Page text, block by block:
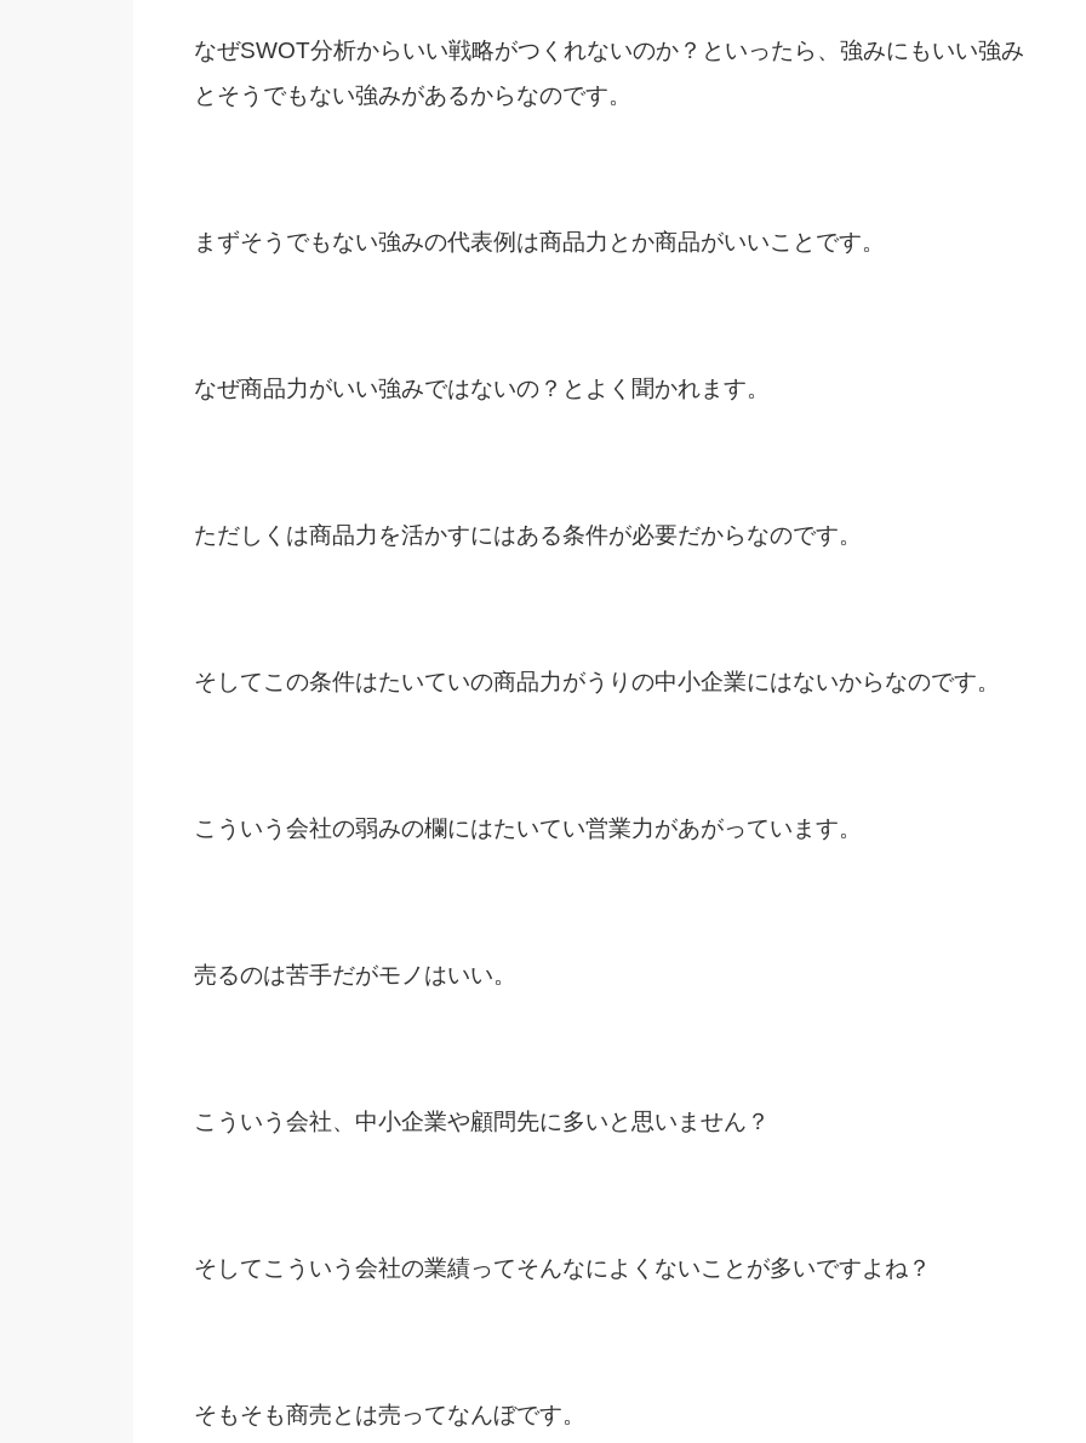
なぜSWOT分析からいい戦略がつくれないのか？といったら、強みにもいい強み
とそうでもない強みがあるからなのです。
まずそうでもない強みの代表例は商品力とか商品がいいことです。
なぜ商品力がいい強みではないの？とよく聞かれます。
ただしくは商品力を活かすにはある条件が必要だからなのです。
そしてこの条件はたいていの商品力がうりの中小企業にはないからなのです。
こういう会社の弱みの欄にはたいてい営業力があがっています。
売るのは苦手だがモノはいい。
こういう会社、中小企業や顧問先に多いと思いません？
そしてこういう会社の業績ってそんなによくないことが多いですよね？
そもそも商売とは売ってなんぼです。